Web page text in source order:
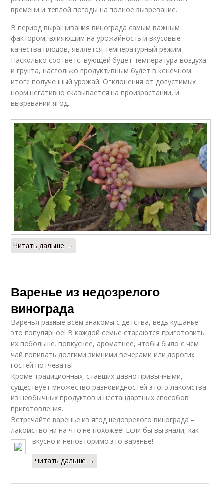
времени и теплой погоды на полное вызревание.
В период выращивания винограда самым важным
фактором, влияющим на урожайность и вкусовые
качества плодов, является температурный режим.
Насколько соответствующей будет температура воздуха
и грунта, настолько продуктивным будет в конечном
итоге полученный урожай. Отклонения от допустимых
норм негативно сказывается на произрастании, и
вызревании ягод.
Читать дальше →
Варенье из недозрелого
винограда
Варенья разные всем знакомы с детства, ведь кушанье
это популярное! В каждой семье стараются приготовить
их побольше, повкуснее, ароматнее, чтобы было с чем
чай попивать долгими зимними вечерами или дорогих
гостей потчевать!
Кроме традиционных, ставших давно привычными,
существует множество разновидностей этого лакомства
из необычных продуктов и нестандартных способов
приготовления.
Встречайте варенье из ягод недозрелого винограда –
лакомство ни на что не похожее! Если бы вы знали, как
вкусно и неповторимо это варенье!
Читать дальше →